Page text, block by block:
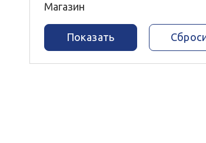
Магазин